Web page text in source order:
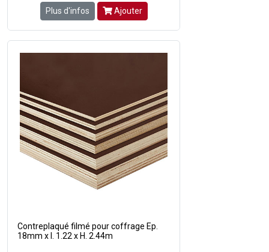
Plus d'infos Ajouter
Contreplaqué filmé pour coffrage Ep.
18mm x l. 1.22 x H. 2.44m